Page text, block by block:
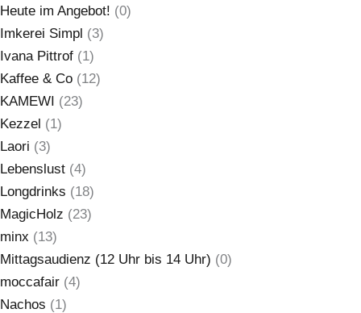
Heute im Angebot! (0)
Imkerei Simpl (3)
Ivana Pittrof (1)
Kaffee & Co (12)
KAMEWI (23)
Kezzel (1)
Laori (3)
Lebenslust (4)
Longdrinks (18)
MagicHolz (23)
minx (13)
Mittagsaudienz (12 Uhr bis 14 Uhr) (0)
moccafair (4)
Nachos (1)